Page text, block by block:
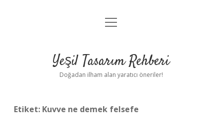
Anasayfa
Yasal Uyarı
menüyü
Yeşil Tasarım Rehberi
Doğadan ilham alan yaratıcı öneriler!
Etiket: Kuvve ne demek felsefe